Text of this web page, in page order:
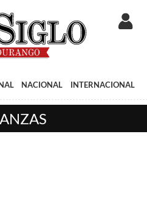
NACIONAL INTERNACIONAL